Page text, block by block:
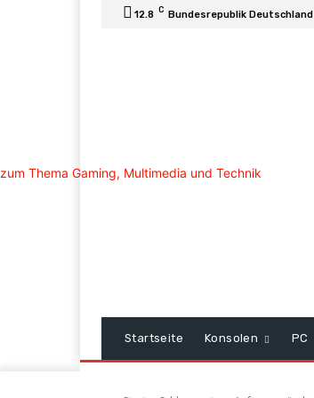
12.8 C Bundesrepublik Deutschland
Startseite Konsolen PC